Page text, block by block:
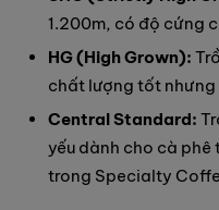
1.200m, có độ cứng
HG (High Grown):
chất lượng tốt nhưng
Central Standard:
yếu dành cho cà
trong Specialty